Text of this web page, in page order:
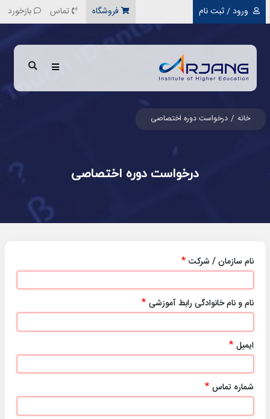
رفتن به محتوای اصلی ورود / ثبت نام فروشگاه تماس بازخورد
خانه درخواست دوره اختصاصی
درخواست دوره اختصاصی
نام سازمان / شرکت
نام و نام خانوادگی رابط آموزشی
ایمیل
شماره تماس